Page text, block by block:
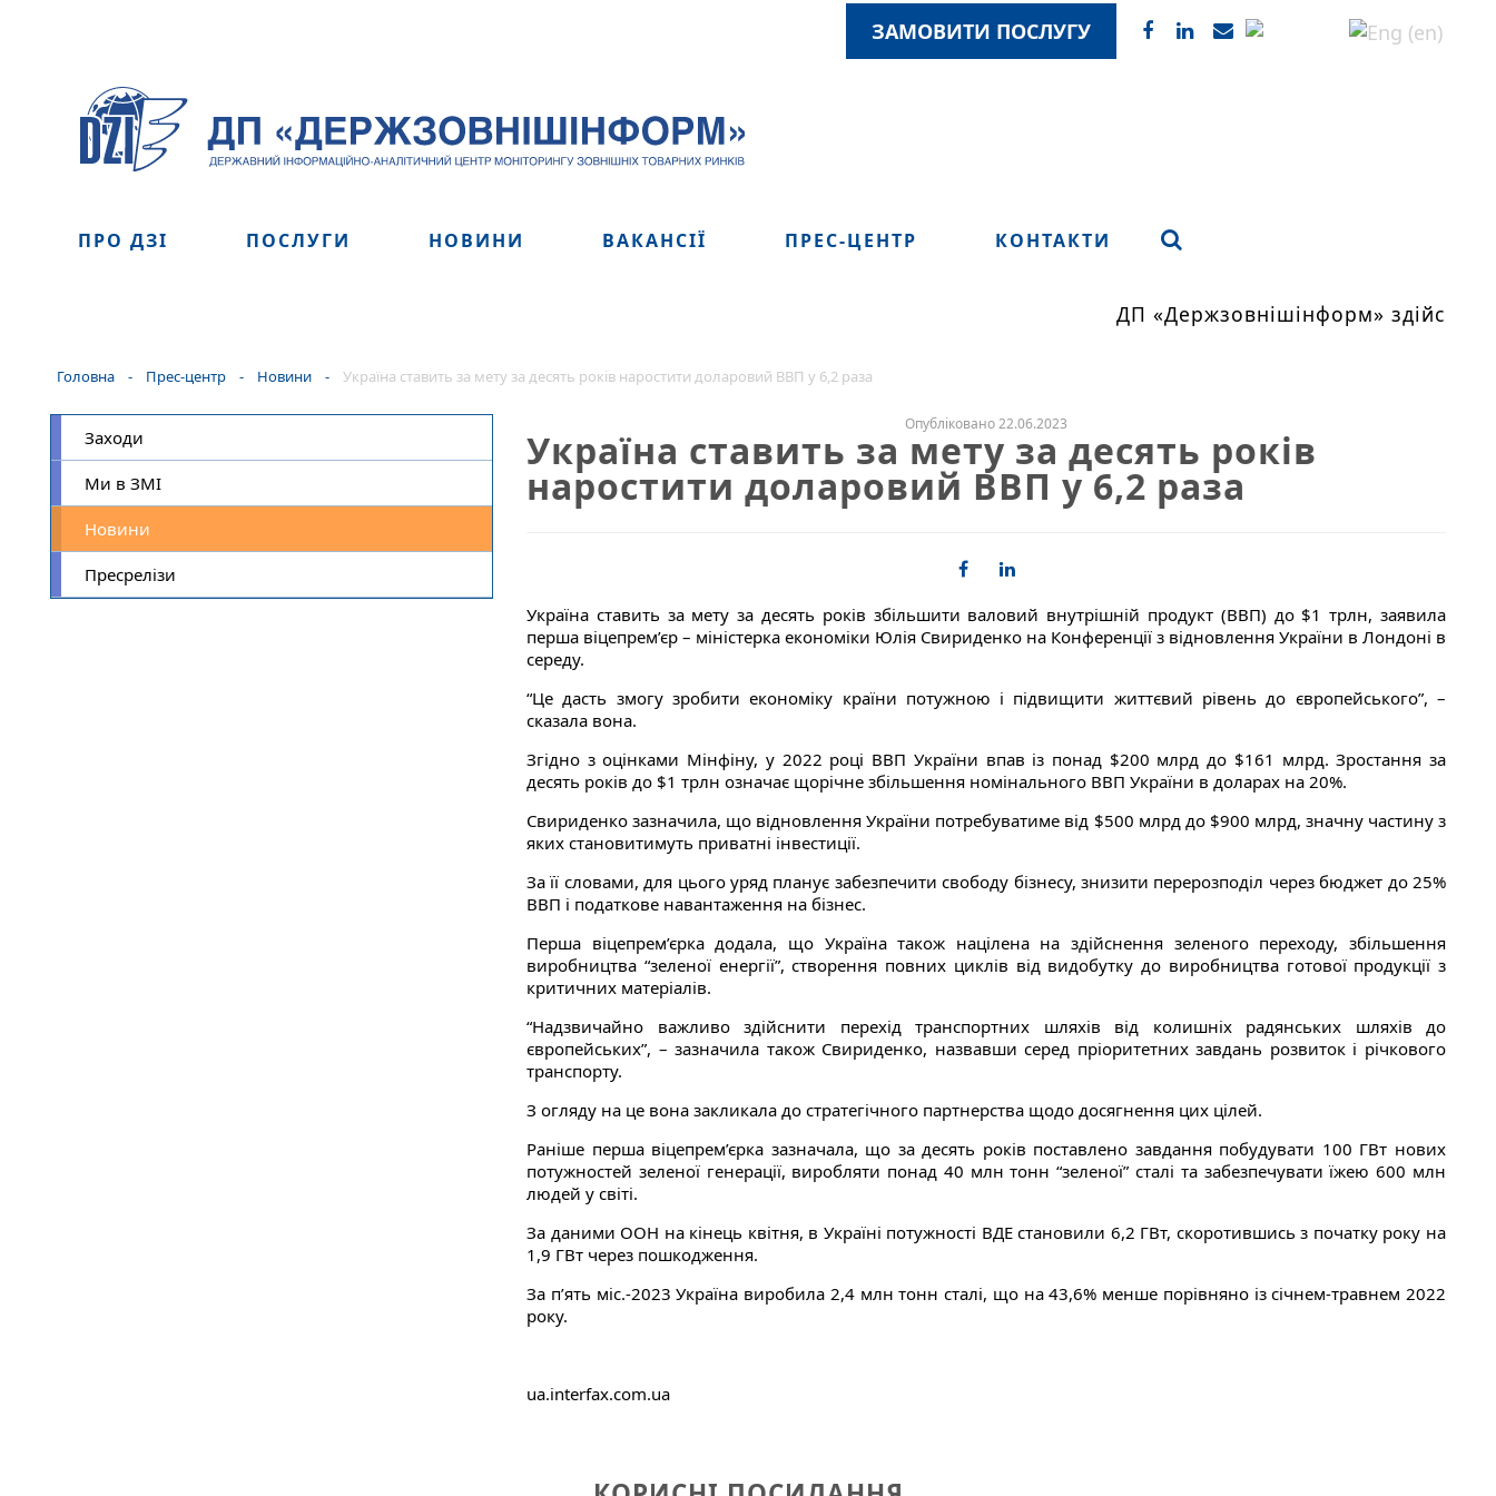
ЗАМОВИТИ ПОСЛУГУ
ПРО ДЗІ ПОСЛУГИ НОВИНИ ВАКАНСІЇ ПРЕС-ЦЕНТР КОНТАКТИ
ДП «Держзовнішінформ» здійснює
Головна - Прес-центр - Новини - Україна ставить за мету за десять років наростити доларовий ВВП у 6,2 раза
Заходи
Ми в ЗМІ
Новини
Пресрелізи
Опубліковано 22.06.2023
Україна ставить за мету за десять років
наростити доларовий ВВП у 6,2 раза
Україна ставить за мету за десять років збільшити валовий внутрішній продукт (ВВП) до $1 трлн, заявила
перша віцепрем’єр – міністерка економіки Юлія Свириденко на Конференції з відновлення України в Лондоні в
середу.
“Це дасть змогу зробити економіку країни потужною і підвищити життєвий рівень до європейського”, –
сказала вона.
Згідно з оцінками Мінфіну, у 2022 році ВВП України впав із понад $200 млрд до $161 млрд. Зростання за
десять років до $1 трлн означає щорічне збільшення номінального ВВП України в доларах на 20%.
Свириденко зазначила, що відновлення України потребуватиме від $500 млрд до $900 млрд, значну частину з
яких становитимуть приватні інвестиції.
За її словами, для цього уряд планує забезпечити свободу бізнесу, знизити перерозподіл через бюджет до 25%
ВВП і податкове навантаження на бізнес.
Перша віцепрем’єрка додала, що Україна також націлена на здійснення зеленого переходу, збільшення
виробництва “зеленої енергії”, створення повних циклів від видобутку до виробництва готової продукції з
критичних матеріалів.
“Надзвичайно важливо здійснити перехід транспортних шляхів від колишніх радянських шляхів до
європейських”, – зазначила також Свириденко, назвавши серед пріоритетних завдань розвиток і річкового
транспорту.
З огляду на це вона закликала до стратегічного партнерства щодо досягнення цих цілей.
Раніше перша віцепрем’єрка зазначала, що за десять років поставлено завдання побудувати 100 ГВт нових
потужностей зеленої генерації, виробляти понад 40 млн тонн “зеленої” сталі та забезпечувати їжею 600 млн
людей у світі.
За даними ООН на кінець квітня, в Україні потужності ВДЕ становили 6,2 ГВт, скоротившись з початку року на
1,9 ГВт через пошкодження.
За п’ять міс.-2023 Україна виробила 2,4 млн тонн сталі, що на 43,6% менше порівняно із січнем-травнем 2022
року.
ua.interfax.com.ua